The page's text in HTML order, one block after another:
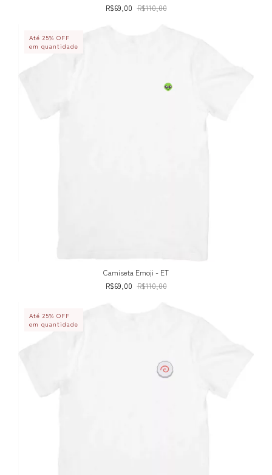
R$69,00 R$110,00
Até 25% OFF
em quantidade
Camiseta Emoji - ET
R$69,00 R$110,00
Até 25% OFF
em quantidade